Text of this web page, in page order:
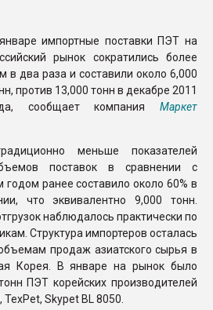
импортные поставки ПЭТ на
рынок сократились более
в два раза и составили около 6,000
против 13,000 тонн в декабре 2011
сообщает компания Маркет
меньше показателей
поставок в сравнении с
ранее составило около 60% в
что эквивалентно 9,000 тонн.
наблюдалось практически по
Структура импортеров осталась
продаж азиатского сырья в
Корея. В январе на рынок было
ПЭТ корейских производителей
Skypet BL 8050.